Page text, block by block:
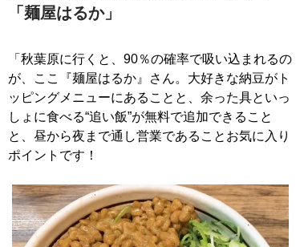
「麺屋はるか」
「秋葉原に行くと、90％の確率で吸い込まれるの
が、ここ『麺屋はるか』さん。大好きな納豆がト
ッピングメニューにあることと、余った具といっ
しょに食べる“追い飯”が無料で追加できること
と、昼から夜まで通し営業であることお気に入り
ポイントです！